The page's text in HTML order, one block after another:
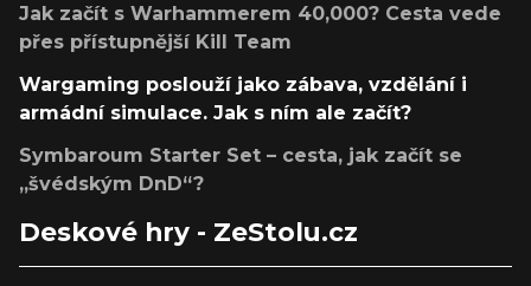
Jak začít s Warhammerem 40,000? Cesta vede
přes přístupnější Kill Team
Wargaming poslouží jako zábava, vzdělání i
armádní simulace. Jak s ním ale začít?
Symbaroum Starter Set – cesta, jak začít se
„švédským DnD“?
Deskové hry - ZeStolu.cz